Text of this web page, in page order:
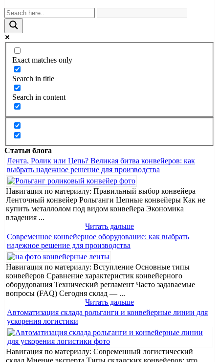
Exact matches only
Search in title
Search in content
Статьи блога
Лента, Ролик или Цепь? Великая битва конвейеров: как
выбрать надежное решение для производства
Навигация по материалу: Правильный выбор конвейера
Ленточный конвейер Рольганги Цепные конвейеры Как не
купить металлолом под видом конвейера Экономика
владения ...
Читать дальше
Современное конвейерное оборудование: как выбрать
надежное решение для производства
Навигация по материалу: Вступление Основные типы
конвейеров Сравнение характеристик конвейерного
оборудования Технический регламент Часто задаваемые
вопросы (FAQ) Сегодня склад — ...
Читать дальше
Автоматизация склада рольганги и конвейерные линии для
ускорения логистики
Навигация по материалу: Современный логистический